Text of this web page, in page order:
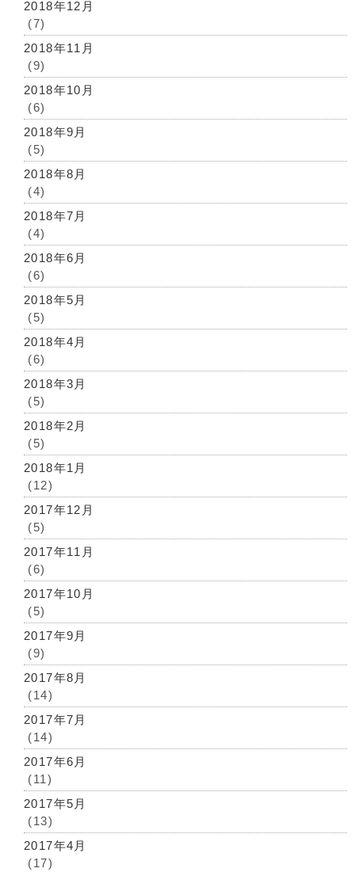
2018年12月
(7)
2018年11月
(9)
2018年10月
(6)
2018年9月
(5)
2018年8月
(4)
2018年7月
(4)
2018年6月
(6)
2018年5月
(5)
2018年4月
(6)
2018年3月
(5)
2018年2月
(5)
2018年1月
(12)
2017年12月
(5)
2017年11月
(6)
2017年10月
(5)
2017年9月
(9)
2017年8月
(14)
2017年7月
(14)
2017年6月
(11)
2017年5月
(13)
2017年4月
(17)